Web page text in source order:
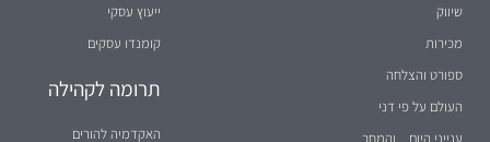
שיווק
מכירות
ספורט והצלחה
העולם על פי דני
ענייני היום... והמחר
ייעוץ עסקי
קומנדו עסקים
תרומה לקהילה
האקדמיה להורים